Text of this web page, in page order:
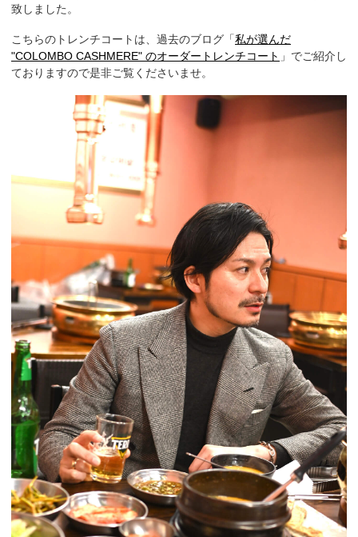
致しました。
こちらのトレンチコートは、過去のブログ「私が選んだ
"COLOMBO CASHMERE" のオーダートレンチコート 」でご紹介し
ておりますので是非ご覧くださいませ。